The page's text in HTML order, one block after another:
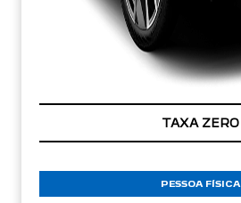
TAXA ZERO
PESSOA FÍSICA